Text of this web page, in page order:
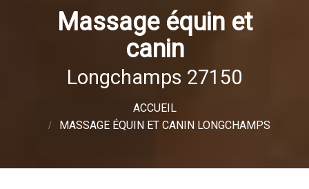
Massage équin et
canin
Longchamps 27150
ACCUEIL
MASSAGE ÉQUIN ET CANIN LONGCHAMPS